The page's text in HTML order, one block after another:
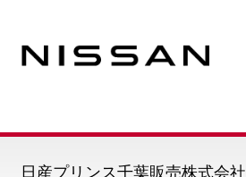
日産プリンス千葉販売株式会社